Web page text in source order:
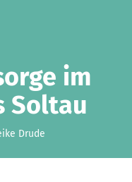
im
Soltau
Drude